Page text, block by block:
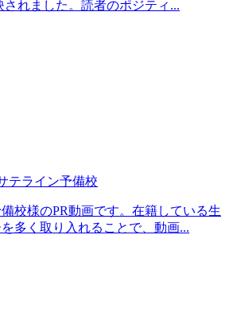
されました。読者のポジティ...
テライン予備校
校様のPR動画です。在籍している生
多く取り入れることで、動画...